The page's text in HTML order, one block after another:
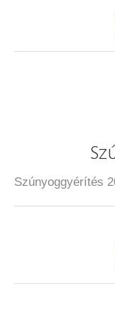
Szúnyoggyérítés